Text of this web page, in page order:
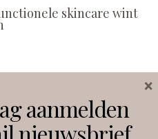
skincare wint
aanmelden
×